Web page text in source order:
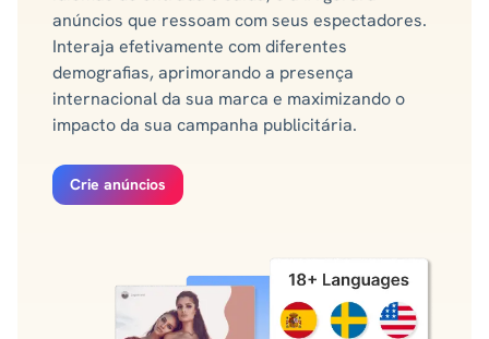
anúncios que ressoam com seus espectadores.
Interaja efetivamente com diferentes
demografias, aprimorando a presença
internacional da sua marca e maximizando o
impacto da sua campanha publicitária.
Crie anúncios